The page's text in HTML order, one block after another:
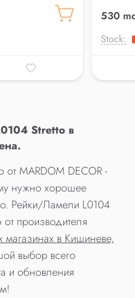
530
Stock:
Stretto в
MARDOM DECOR -
нужно хорошее
Рейки/Ламели L0104
производителя
магазинах в Кишиневе,
выбор всего
и обновления